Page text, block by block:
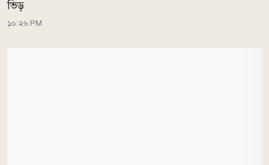
ভিড়
১০:২৬ PM